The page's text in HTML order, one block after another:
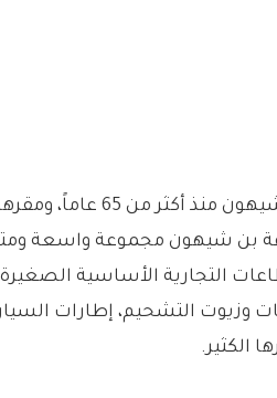
– تأسست مجموعة بن شيهون
بن شيهون مجموعة واسعة
التجارية الأساسية
وزيوت التشحيم، إطارات
الكثير.